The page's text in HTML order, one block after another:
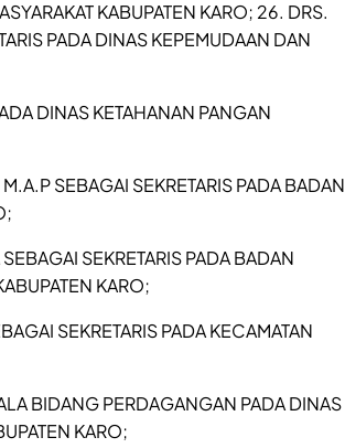
KABUPATEN KARO; 26. DRS.
PADA DINAS KEPEMUDAAN DAN
DINAS KETAHANAN PANGAN
SEBAGAI SEKRETARIS PADA BADAN
SEKRETARIS PADA BADAN
KARO;
SEKRETARIS PADA KECAMATAN
BIDANG PERDAGANGAN PADA DINAS
KARO;